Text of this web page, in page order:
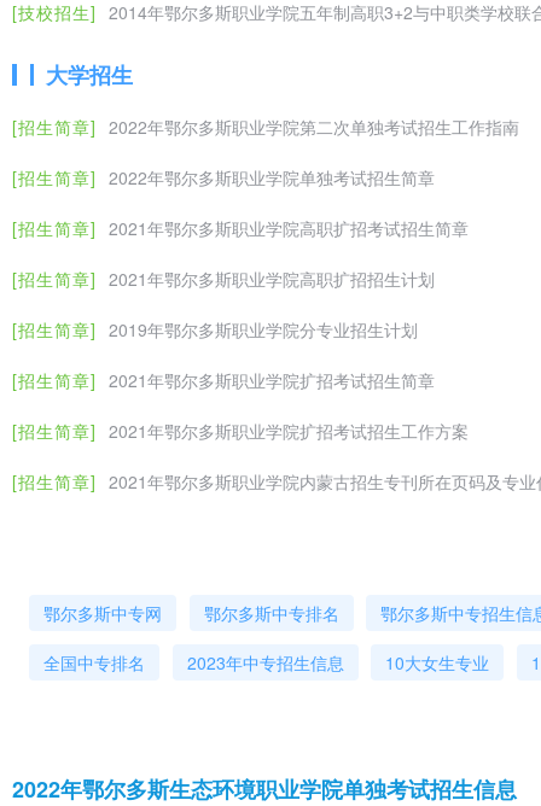
号
J1 化工安全技术 文科 理科 化工类
J2 煤化工技术 文科 理科 化工类
J2 煤炭清洁利用技术 文科 理科 化工类 采矿类
J4 应用化工技术 文科 理科 化工类
J5 电气自动化技术 文科 理科 计算机类 机电类
J6 工业机器人技术 文科 理科 计算机类 机电类
J7 机电一体化技术 文科 理科 机电类
J8 机械制造及自动化 文科 理科 机电类
K2 建筑工程技术 文科 理科 建筑类
K4 建筑消防技术 文科 理科 建筑类
[技校招生] 2014年鄂尔多斯职业学院五年制高职3+2与中职类学校联
大学招生
[招生简章] 2022年鄂尔多斯职业学院第二次单独考试招生工作指南
[招生简章] 2022年鄂尔多斯职业学院单独考试招生简章
[招生简章] 2021年鄂尔多斯职业学院高职扩招考试招生简章
[招生简章] 2021年鄂尔多斯职业学院高职扩招招生计划
[招生简章] 2019年鄂尔多斯职业学院分专业招生计划
[招生简章] 2021年鄂尔多斯职业学院扩招考试招生简章
[招生简章] 2021年鄂尔多斯职业学院扩招考试招生工作方案
[招生简章] 2021年鄂尔多斯职业学院内蒙古招生专刊所在页码及专业
鄂尔多斯中专网 鄂尔多斯中专排名 鄂尔多斯中专招生信
全国中专排名 2023年中专招生信息 10大女生专业
2022年鄂尔多斯生态环境职业学院单独考试招生信息